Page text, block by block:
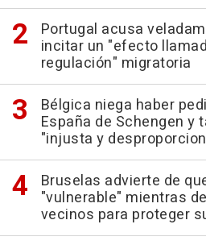
Portugal acusa
incitar un "efecto
regulación" migratoria
Bélgica niega haber
España de Schengen y
"injusta y
Bruselas advierte de
"vulnerable" mientras
vecinos para proteger